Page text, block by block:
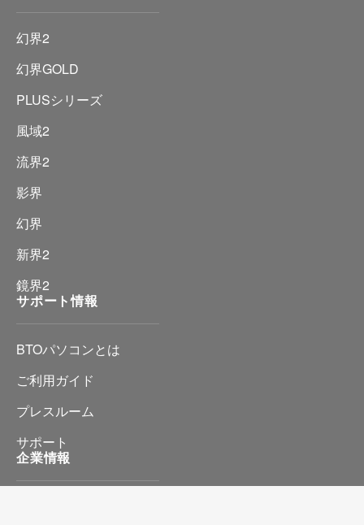
幻界2
幻界GOLD
PLUSシリーズ
風域2
流界2
影界
幻界
新界2
鏡界2
サポート情報
BTOパソコンとは
ご利用ガイド
プレスルーム
サポート
企業情報